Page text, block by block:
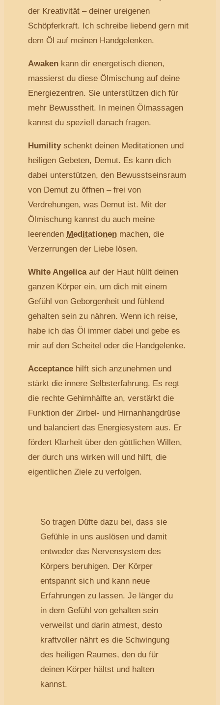
der Kreativität – deiner ureigenen
Schöpferkraft. Ich schreibe liebend gern mit
dem Öl auf meinen Handgelenken.
Awakenkann dir energetisch dienen,
massierst du diese Ölmischung auf deine
Energiezentren. Sie unterstützen dich für
mehr Bewusstheit. In meinen Ölmassagen
kannst du speziell danach fragen.
Humilityschenkt deinen Meditationen und
heiligen Gebeten, Demut. Es kann dich
dabei unterstützen, den Bewusstseinsraum
von Demut zu öffnen – frei von
Verdrehungen, was Demut ist. Mit der
Ölmischung kannst du auch meine
leerenden Meditationenmachen, die
Verzerrungen der Liebe lösen.
White Angelicaauf der Haut hüllt deinen
ganzen Körper ein, um dich mit einem
Gefühl von Geborgenheit und fühlend
gehalten sein zu nähren. Wenn ich reise,
habe ich das Öl immer dabei und gebe es
mir auf den Scheitel oder die Handgelenke.
Acceptancehilft sich anzunehmen und
stärkt die innere Selbsterfahrung. Es regt
die rechte Gehirnhälfte an, verstärkt die
Funktion der Zirbel- und Hirnanhangdrüse
und balanciert das Energiesystem aus. Er
fördert Klarheit über den göttlichen Willen,
der durch uns wirken will und hilft, die
eigentlichen Ziele zu verfolgen.
So tragen Düfte dazu bei, dass sie
Gefühle in uns auslösen und damit
entweder das Nervensystem des
Körpers beruhigen. Der Körper
entspannt sich und kann neue
Erfahrungen zu lassen. Je länger du
in dem Gefühl von gehalten sein
verweilst und darin atmest, desto
kraftvoller nährt es die Schwingung
des heiligen Raumes, den du für
deinen Körper hältst und halten
kannst.